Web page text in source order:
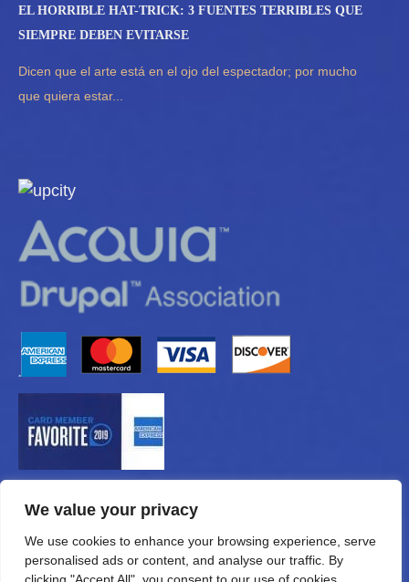
We value your privacy
We use cookies to enhance your browsing experience, serve
personalised ads or content, and analyse our traffic. By
EL HORRIBLE HAT-TRICK: 3 FUENTES TERRIBLES QUE
SIEMPRE DEBEN EVITARSE
Dicen que el arte está en el ojo del espectador; por mucho
que quiera estar...